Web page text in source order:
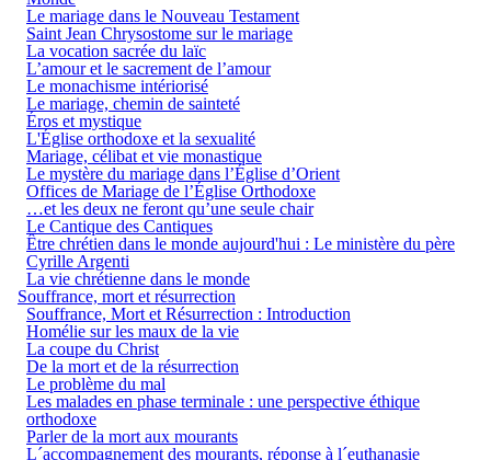
Le mariage dans le Nouveau Testament
Saint Jean Chrysostome sur le mariage
La vocation sacrée du laïc
L’amour et le sacrement de l’amour
Le monachisme intériorisé
Le mariage, chemin de sainteté
Éros et mystique
L'Église orthodoxe et la sexualité
Mariage, célibat et vie monastique
Le mystère du mariage dans l’Église d’Orient
Offices de Mariage de l’Église Orthodoxe
…et les deux ne feront qu’une seule chair
Le Cantique des Cantiques
Être chrétien dans le monde aujourd'hui : Le ministère du père
Cyrille Argenti
La vie chrétienne dans le monde
Souffrance, mort et résurrection
Souffrance, Mort et Résurrection : Introduction
Homélie sur les maux de la vie
La coupe du Christ
De la mort et de la résurrection
Le problème du mal
Les malades en phase terminale : une perspective éthique
orthodoxe
Parler de la mort aux mourants
L´accompagnement des mourants, réponse à l´euthanasie